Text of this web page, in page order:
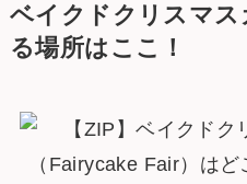
ベイクドクリスマス
る場所はここ！